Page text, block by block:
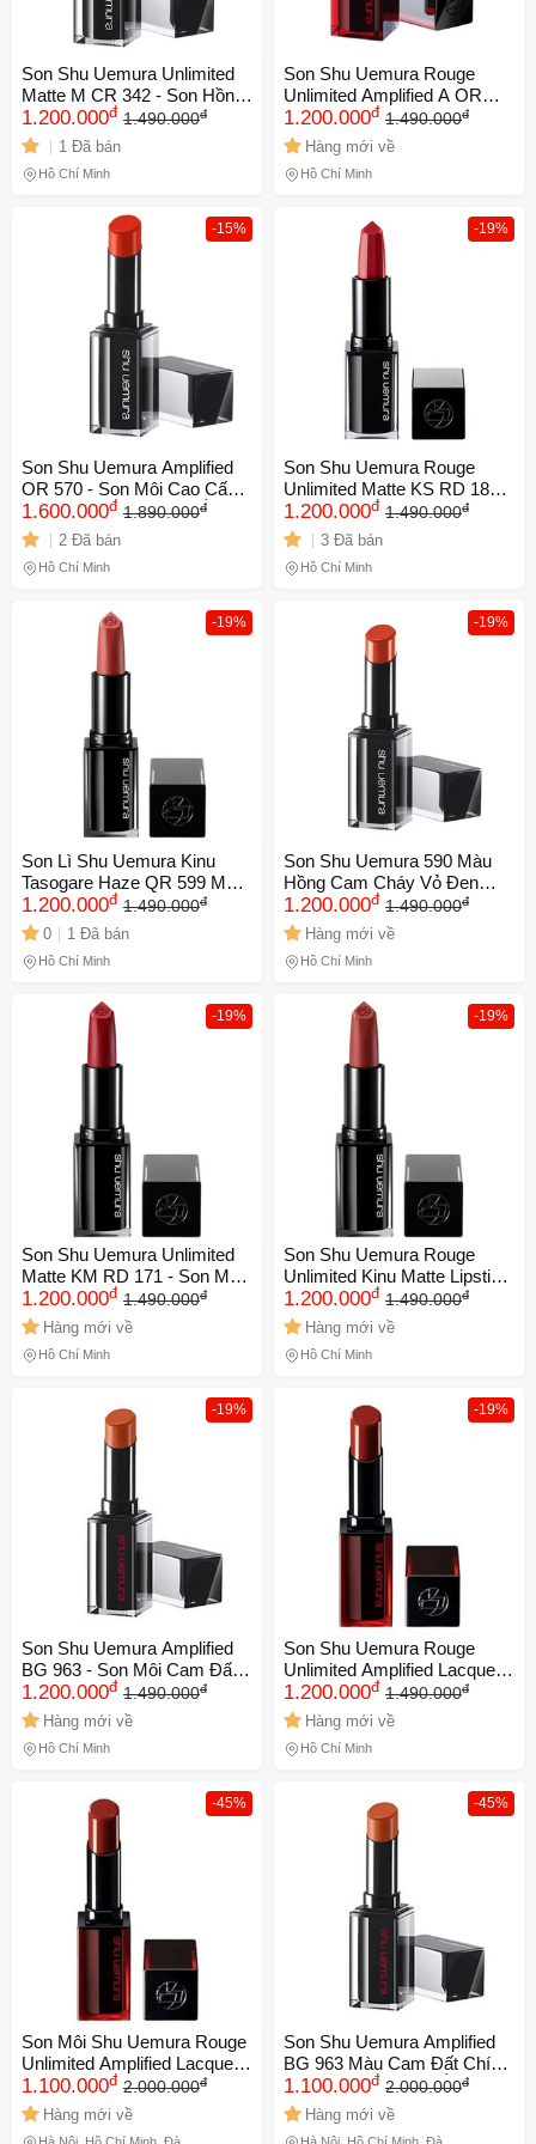
Son Shu Uemura Unlimited
Matte M CR 342 - Son Hồng
Cam Sữa Cao Cấp Chính
Hãng, Chất Son Mịn Màng,
Độ Bám Màu Lâu Trôi
1.200.000đ 1.490.000đ
1 Đã bán
Hồ Chí Minh
Son Shu Uemura Rouge
Unlimited Amplified A OR
598 - Son Môi Màu Cam
Cháy Cao Cấp Chính Hãng,
Xu Hướng 2021, Chất Son
Mềm Mịn, Bền Màu
1.200.000đ 1.490.000đ
Hàng mới về
Hồ Chí Minh
-15%
Son Shu Uemura Amplified
OR 570 - Son Môi Cao Cấp
Màu Đỏ Cam, Dưỡng Ẩm,
Thiết Kế Vỏ Đen Thời
Thượng
1.600.000đ 1.890.000đ
2 Đã bán
Hồ Chí Minh
-19%
Son Shu Uemura Rouge
Unlimited Matte KS RD 188 -
Son Môi Đỏ Cổ Điển Cao
Cấp 3.3g Chính Hãng, Làn
Da Đẹp Mịn Màng, Thời
Thượng
1.200.000đ 1.490.000đ
3 Đã bán
Hồ Chí Minh
-19%
Son Lì Shu Uemura Kinu
Tasogare Haze QR 599 Màu
Hồng Cam Đào - Son Cao
Cấp Cho Đôi Môi Quyến Rũ,
Chất Son Mịn Màng, Bền
Màu
1.200.000đ 1.490.000đ
0 1 Đã bán
Hồ Chí Minh
-19%
Son Shu Uemura 590 Màu
Hồng Cam Cháy Vỏ Đen
Chính Hãng - Son Môi Thời
Thượng, Chất Lượng Cao,
Dưỡng Ẩm Mềm Mại, Đẹp
Sang Trọng
1.200.000đ 1.490.000đ
Hàng mới về
Hồ Chí Minh
-19%
Son Shu Uemura Unlimited
Matte KM RD 171 - Son Môi
Đỏ Trầm Cao Cấp, Chất
Matte Bền Màu, Sang Trọng,
Dưỡng Ẩm Tốt
1.200.000đ 1.490.000đ
Hàng mới về
Hồ Chí Minh
-19%
Son Shu Uemura Rouge
Unlimited Kinu Matte Lipstick
KM BR 764 - Son Môi Hồng
Đỏ Cao Cấp, Chất Matte Mịn
Màng, Dưỡng Ẩm, Thời
Trang
1.200.000đ 1.490.000đ
Hàng mới về
Hồ Chí Minh
-19%
Son Shu Uemura Amplified
BG 963 - Son Môi Cam Đất
Cao Cấp, Dòng Vỏ Đen
Chính Hãng, Chất Son Mịn,
Dưỡng Ẩm Tốt, Thích Hợp
Mọi Phong Cách
1.200.000đ 1.490.000đ
Hàng mới về
Hồ Chí Minh
-19%
Son Shu Uemura Rouge
Unlimited Amplified Lacquer
AL BR 787 - Màu Đỏ Nâu
Cao Cấp, Chăm Sóc Môi, Độ
Bền Màu Cao, Sang Trọng
1.200.000đ 1.490.000đ
Hàng mới về
Hồ Chí Minh
-45%
Son Môi Shu Uemura Rouge
Unlimited Amplified Lacquer
AL BR 787 - Đỏ Nâu Sang
Trọng, Dưỡng Ẩm, Chất Son
Mịn Màng, Quà Tặng Ý
1.100.000đ 2.000.000đ
Hàng mới về
-45%
Son Shu Uemura Amplified
BG 963 Màu Cam Đất Chính
Hãng - Son Dưỡng Ẩm, Thiết
Kế Vỏ Đen Sang Trọng, Đẹp
Tự Nhiên 729601
1.100.000đ 2.000.000đ
Hàng mới về